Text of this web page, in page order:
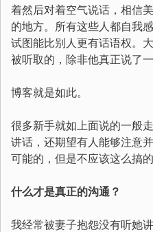
着然后对着空气说话，相信
的地方。所有这些人都自我
试图能比别人更有话语权。
被听取的，除非他真正说了
博客就是如此。
很多新手就如上面说的一般
讲话，还期望有人能够注意
可能的，但是不应该这么搞的
什么才是真正的沟通？
我经常被妻子抱怨没有听她